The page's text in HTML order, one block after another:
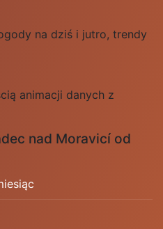
na dziś i jutro, trendy
animacji danych z
nad Moravicí od